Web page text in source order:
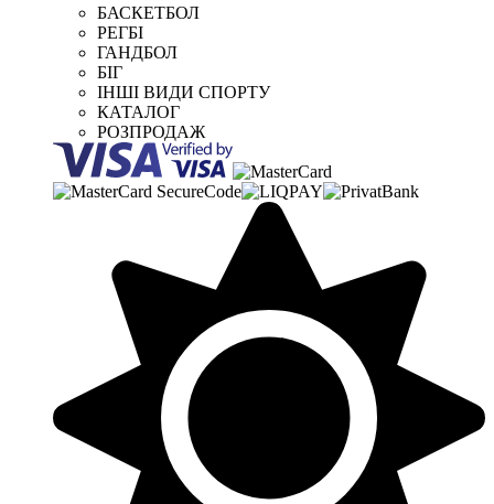
БАСКЕТБОЛ
РЕГБІ
ГАНДБОЛ
БІГ
ІНШІ ВИДИ СПОРТУ
КАТАЛОГ
РОЗПРОДАЖ